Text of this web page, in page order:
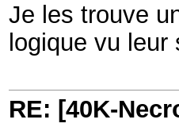
Je les trouve
logique vu
RE: [40K-